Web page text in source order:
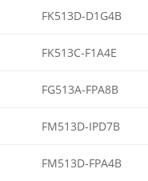
FK513D-D1G4B
FK513C-F1A4E
FG513A-FPA8B
FM513D-IPD7B
FM513D-FPA4B